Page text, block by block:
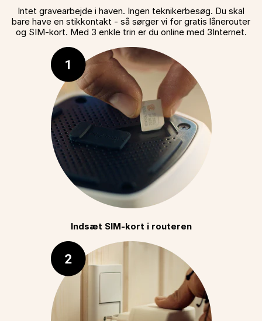
Intet gravearbejde i haven. Ingen teknikerbesøg. Du skal
bare have en stikkontakt - så sørger vi for gratis lånerouter
og SIM-kort. Med 3 enkle trin er du online med 3Internet.
Indsæt SIM-kort i routeren